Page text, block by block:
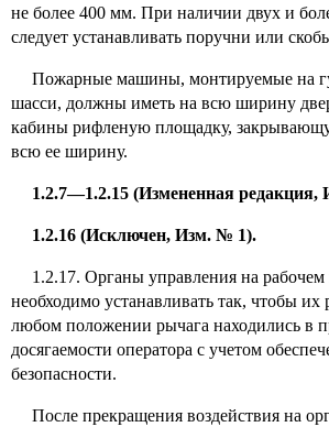
не более 400 мм. При наличии двух и
следует устанавливать поручни или
Пожарные машины, монтируемые на
шасси, должны иметь на всю ширину
кабины рифленую площадку,
всю ее ширину.
1.2.7—1.2.15 (Измененная
1.2.16 (Исключен, Изм. № 1).
1.2.17. Органы управления на рабочем
необходимо устанавливать так, чтобы их
любом положении рычага находились в
досягаемости оператора с учетом
безопасности.
После прекращения воздействия на